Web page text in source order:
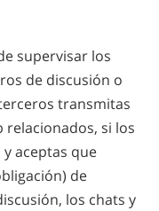
supervisar los
de discusión o
transmitas
relacionados, si los
aceptas que
de
los chats y